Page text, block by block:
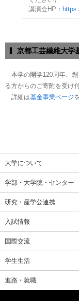
講演会HP：
京都工芸繊維大学
本学の開学120周年、創
る方からのご寄附を受け
詳細は基金事業ページ
大学について
学部・大学院・センター
研究・産学公連携
入試情報
国際交流
学生生活
進路・就職